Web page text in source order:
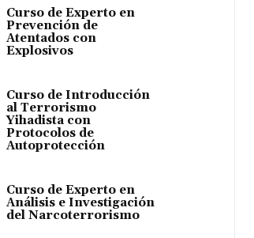
Curso de Experto en
Prevención de
Atentados con
Explosivos
Curso de Introducción
al Terrorismo
Yihadista con
Protocolos de
Autoprotección
Curso de Experto en
Análisis e Investigación
del Narcoterrorismo